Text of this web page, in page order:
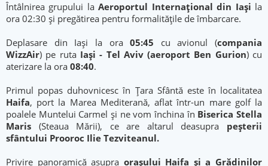
Întâlnirea grupului laAeroportul Internațional din Iași la
ora 02:30 și pregătirea pentru formalitățile de îmbarcare.
Deplasare din Iași la ora05:45 cu avionul (compania
WizzAir) pe ruta Iași - Tel Aviv (aeroport Ben Gurion) cu
aterizare la ora 08:40.
Primul popas duhovnicesc în Țara Sfântă este în localitatea
Haifa, port la Marea Mediterană, aflat într-un mare golf la
poalele Muntelui Carmel și ne vom închina în Biserica Stella
Maris (Steaua Mării), ce are altarul deasupra peşterii
sfântului Prooroc Ilie Tezviteanul.
Privire panoramică asupra orașului Haifa și a Grădinilor